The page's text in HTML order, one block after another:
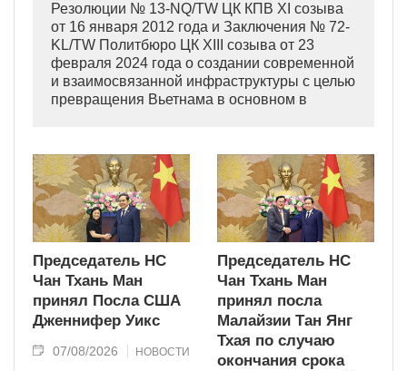
Резолюции № 13-NQ/TW ЦК КПВ XI созыва
от 16 января 2012 года и Заключения № 72-
KL/TW Политбюро ЦК XIII созыва от 23
февраля 2024 года о создании современной
и взаимосвязанной инфраструктуры с целью
превращения Вьетнама в основном в
Председатель НС
Чан Тхань Ман
принял Посла США
Дженнифер Уикс
07/08/2026 НОВОСТИ
Председатель НС
Чан Тхань Ман
принял посла
Малайзии Тан Янг
Тхая по случаю
окончания срока